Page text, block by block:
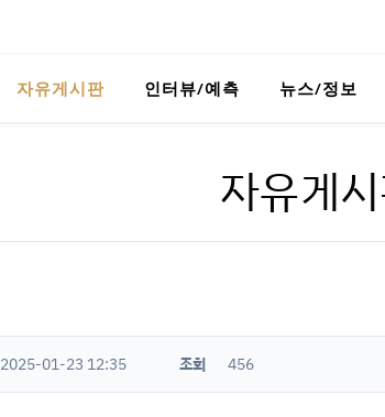
자유게시판 인터뷰/예측 뉴스/정보
자유게
2025-01-23 12:35 조회 456